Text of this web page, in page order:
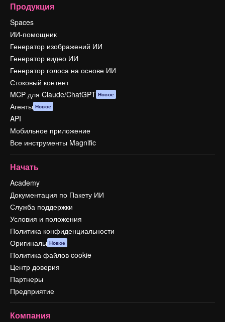
Продукция
Spaces
ИИ-помощник
Генератор изображений ИИ
Генератор видео ИИ
Генератор голоса на основе ИИ
Стоковый контент
MCP для Claude/ChatGPT Новое
Агенты Новое
API
Мобильное приложение
Все инструменты Magnific
Начать
Academy
Документация по Пакету ИИ
Служба поддержки
Условия и положения
Политика конфиденциальности
Оригиналы Новое
Политика файлов cookie
Центр доверия
Партнеры
Предприятие
Компания